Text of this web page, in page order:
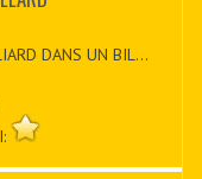
DANS UN BIL...